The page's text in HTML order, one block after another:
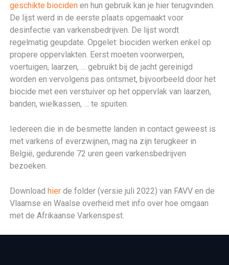
geschikte biociden en hun gebruik kan je hier terugvinden.
De lijst werd in de eerste plaats opgemaakt voor
desinfectie van varkensbedrijven. De lijst wordt
regelmatig geupdate. Opgelet: biociden werken enkel op
propere oppervlakten. Eerst moeten voorwerpen,
voertuigen, laarzen, … gebruikt bij de jacht gereinigd
worden en vervolgens pas ontsmet, bijvoorbeeld door het
biocide met een verstuiver op het oppervlak van laarzen,
banden, wielkassen, … te spuiten.
Iedereen die in de besmette landen in contact geweest is
met varkens of everzwijnen, mag na zijn terugkeer in
België, gedurende 72 uren geen varkensbedrijven
bezoeken.
Downloadhierde folder (versie juli 2022) van FAVV en de
Vlaamse en Waalse overheid met info over hoe omgaan
met de Afrikaanse Varkenspest.